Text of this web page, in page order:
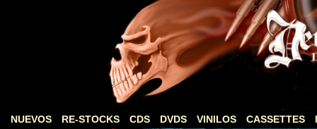
NUEVOS RE-STOCKS CDS DVDS VINILOS CASSETTES